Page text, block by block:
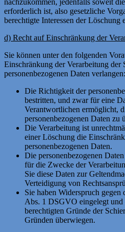
nachzukommen, jedenfalls soweit
erforderlich ist, also gesetzliche
berechtigte Interessen der Löschung
d) Recht auf Einschränkung der
Sie können unter den folgenden
Einschränkung der Verarbeitung der
personenbezogenen Daten verlangen:
Die Richtigkeit der
bestritten, und zwar für eine
Verantwortlichen ermöglicht,
personenbezogenen Daten zu
Die Verarbeitung ist
einer Löschung die
personenbezogenen Daten.
Die personenbezogenen
für die Zwecke der
Sie diese Daten zur
Verteidigung von
Sie haben Widerspruch
Abs. 1 DSGVO eingelegt und
berechtigten Gründe der
Gründen überwiegen.